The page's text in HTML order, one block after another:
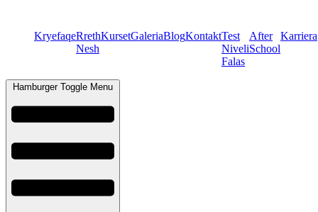
KryefaqeRreth
Nesh
KursetGaleriaBlogKontaktTest
Niveli
Falas
After
School
Karriera
Hamburger Toggle Menu